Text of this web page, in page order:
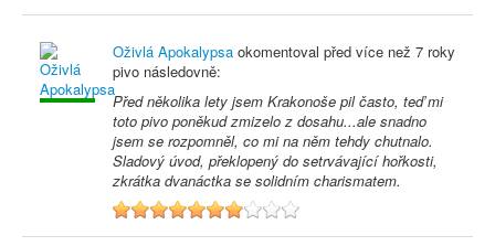
Oživlá Apokalypsa okomentoval před více než 7 roky
pivo následovně:
Před několika lety jsem Krakonoše pil často, teď mi
toto pivo poněkud zmizelo z dosahu...ale snadno
jsem se rozpomněl, co mi na něm tehdy chutnalo.
Sladový úvod, překlopený do setrvávající hořkosti,
zkrátka dvanáctka se solidním charismatem.
7